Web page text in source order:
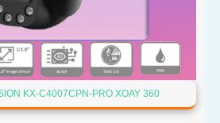
KX-C4007CPN-PRO XOAY 360